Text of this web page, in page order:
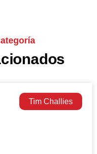
Tim Challies